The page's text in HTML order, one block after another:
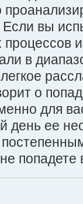
вы
в
о
для
ее
попадете